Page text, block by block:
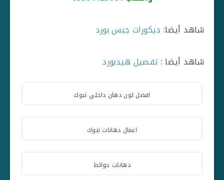
شاهد أيضا: ديكورات جبس بورد
شاهد أيضا : تفصيل هيدبورد
افضل لون دهان داخلي تبوك
اعمال دهانات تبوك
دهانات حوائط